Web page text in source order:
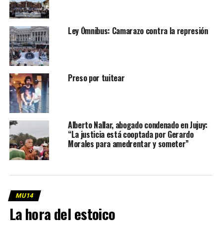
Ley Ómnibus: Camarazo contra la represión
Preso por tuitear
Alberto Nallar, abogado condenado en Jujuy:
“La justicia está cooptada por Gerardo
Morales para amedrentar y someter”
MU14
La hora del estoico